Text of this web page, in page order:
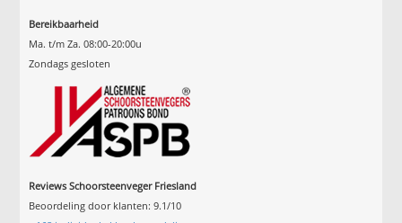
Bereikbaarheid
Ma. t/m Za. 08:00-20:00u
Zondags gesloten
Reviews Schoorsteenveger Friesland
Beoordeling door klanten:9.1/10